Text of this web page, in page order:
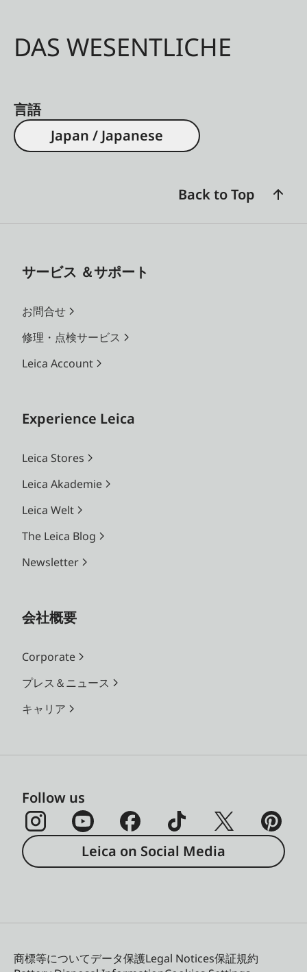
DAS WESENTLICHE
言語
Japan / Japanese
Back to Top
サービス ＆サポート
お問合せ
修理・点検サービス
Leica Account
Experience Leica
Leica Stores
Leica Akademie
Leica Welt
The Leica Blog
Newsletter
会社概要
Corporate
プレス＆ニュース
キャリア
Follow us
Leica on Social Media
商標等についてデータ保護Legal Notices保証規約